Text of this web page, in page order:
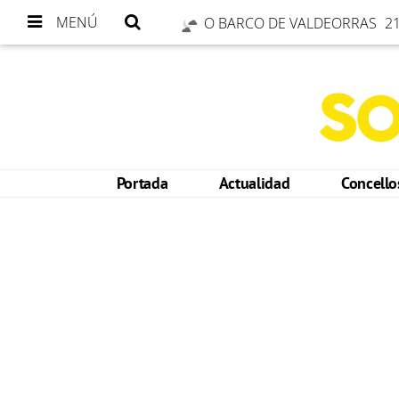
MENÚ O BARCO DE VALDEORRAS
Portada Actualidad